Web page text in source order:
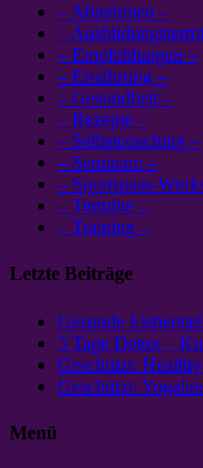
– Abnehmen –
–
– Empfehlungen –
– Ernährung –
– Gesundheit –
– Rezepte –
– Selbstcoaching –
– Seminare –
– Sportspass-
– Termine –
– Training –
Letzte Beiträge
Gesunde
5 Tage Detox –
Geschützt:
Geschützt:
Menü